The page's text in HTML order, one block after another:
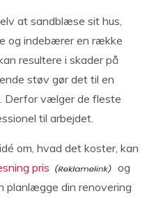
at sandblæse sit hus,
og indebærer en række
resultere i skader på
støv gør det til en
Derfor vælger de fleste
til arbejdet.
om, hvad det koster, kan
pris
og
planlægge din renovering